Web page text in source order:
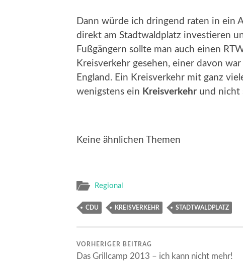
Dann würde ich dringend raten in ein
direkt am Stadtwaldplatz investieren
Fußgängern sollte man auch einen
Kreisverkehr gesehen, einer davon
England. Ein Kreisverkehr mit ganz
wenigstens ein Kreisverkehr und nicht
Keine ähnlichen Themen
Regional
CDU KREISVERKEHR STADTWALDPLATZ
VORHERIGER BEITRAG
Das Grillcamp 2013 – ich kann nicht mehr!